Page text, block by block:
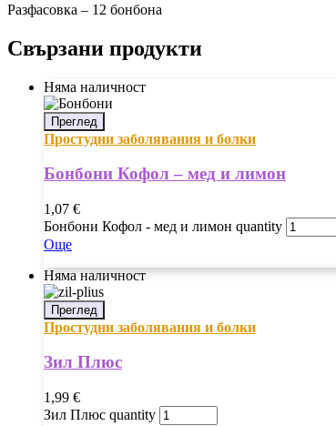
Разфасовка – 12 бонбона
Свързани продукти
Няма наличност
Преглед
Простудни заболявания и болки
Бонбони Кофол – мед и лимон
1,07 €
Бонбони Кофол - мед и лимон quantity
Още
Няма наличност
Преглед
Простудни заболявания и болки
Зил Плюс
1,99 €
Зил Плюс quantity